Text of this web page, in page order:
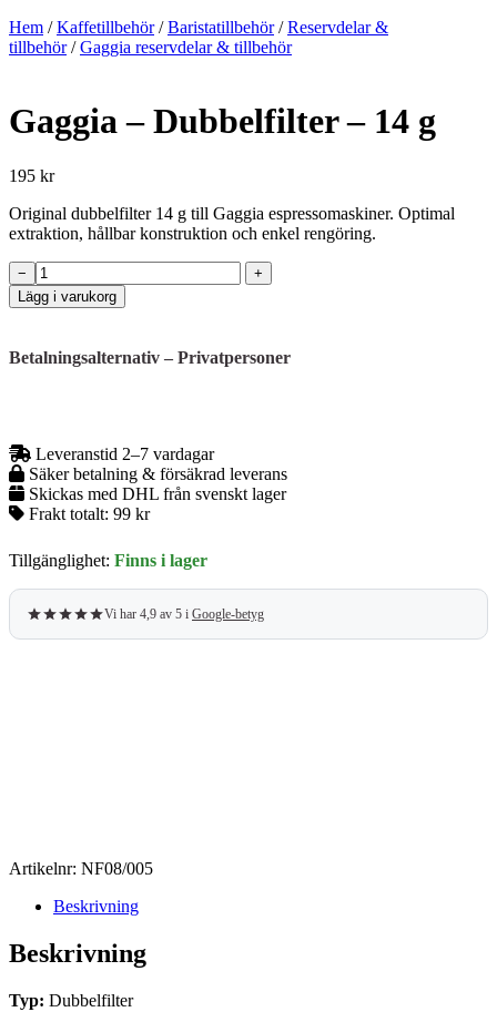
Hem /Kaffetillbehör/Baristatillbehör/Reservdelar &
tillbehör/Gaggia reservdelar & tillbehör
Gaggia – Dubbelfilter – 14 g
195 kr
Original dubbelfilter 14 g till Gaggia espressomaskiner. Optimal
extraktion, hållbar konstruktion och enkel rengöring.
Gaggia
–
Dubbelfilter
14
g
−
+
Lägg i varukorg
Betalningsalternativ – Privatpersoner
Leveranstid 2–7 vardagar
Säker betalning & försäkrad leverans
Skickas med DHL från svenskt lager
Frakt totalt: 99 kr
Tillgänglighet: Finns i lager
Vi har 4,9 av 5 i Google-betyg
Artikelnr: NF08/005
Beskrivning
Beskrivning
Typ: Dubbelfilter